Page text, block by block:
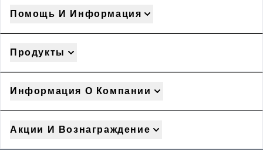
Помощь И Информация
Продукты
Информация О Компании
Акции И Вознаграждение